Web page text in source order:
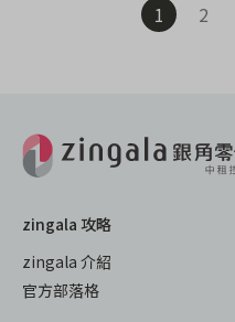
1 2
zingala 攻略
zingala 介紹
官方部落格